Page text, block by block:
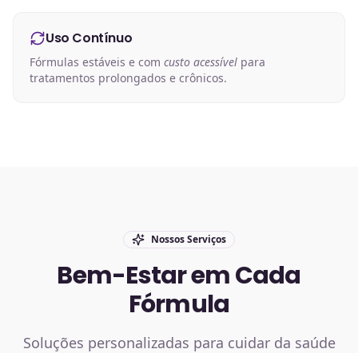
Uso Contínuo
Fórmulas estáveis e com custo acessível para
tratamentos prolongados e crônicos.
Nossos Serviços
Bem-Estar em Cada
Fórmula
Soluções personalizadas para cuidar da saúde